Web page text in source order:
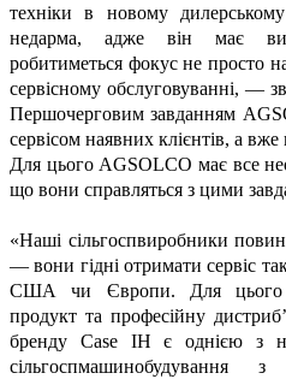
техніки в новому
недарма, адже він має
робитиметься фокус не просто
сервісному обслуговуванні, —
Першочерговим завданням
сервісом наявних клієнтів, а
Для цього AGSOLCO має все
що вони справляться з цими
«Наші сільгоспвиробники
— вони гідні отримати сервіс
США чи Європи. Для цього
продукт та професійну
бренду Case IH є однією з
сільгоспмашинобудування